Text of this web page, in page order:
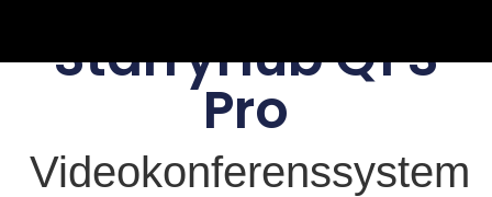
StarryHub Q1 S
Pro
Videokonferenssystem